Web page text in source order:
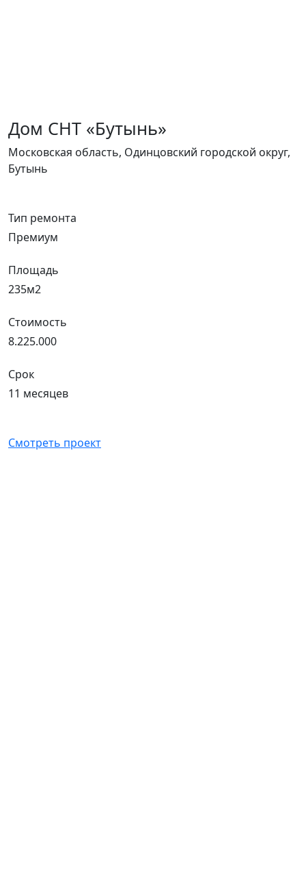
Дом СНТ «Бутынь»
Московская область, Одинцовский городской округ,
Бутынь
Тип ремонта
Премиум
Площадь
235м2
Стоимость
8.225.000
Срок
11 месяцев
Смотреть проект